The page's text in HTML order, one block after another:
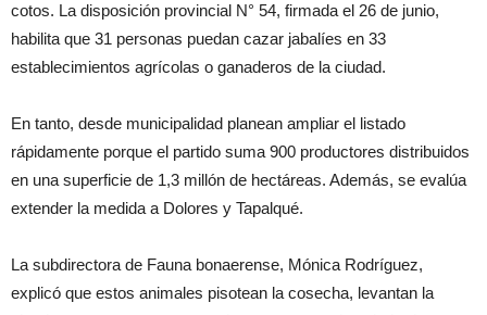
cotos. La disposición provincial N° 54, firmada el 26 de junio,
habilita que 31 personas puedan cazar jabalíes en 33
establecimientos agrícolas o ganaderos de la ciudad.
En tanto, desde municipalidad planean ampliar el listado
rápidamente porque el partido suma 900 productores distribuidos
en una superficie de 1,3 millón de hectáreas. Además, se evalúa
extender la medida a Dolores y Tapalqué.
La subdirectora de Fauna bonaerense, Mónica Rodríguez,
explicó que estos animales pisotean la cosecha, levantan la